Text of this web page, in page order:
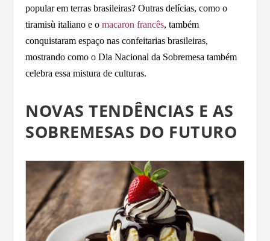
popular em terras brasileiras? Outras delícias, como o
tiramisù italiano e omacaron francês, também
conquistaram espaço nas confeitarias brasileiras,
mostrando como o Dia Nacional da Sobremesa também
celebra essa mistura de culturas.
NOVAS TENDÊNCIAS E AS
SOBREMESAS DO FUTURO